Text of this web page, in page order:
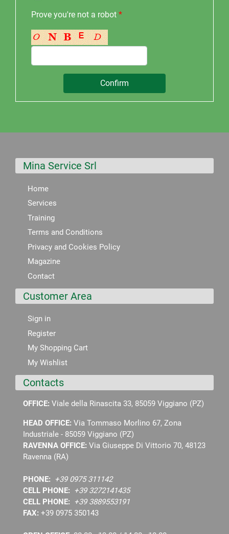
Prove you're not a robot *
Mina Service Srl
Home
Services
Training
Terms and Conditions
Privacy and Cookies Policy
Magazine
Contact
Customer Area
Sign in
Register
My Shopping Cart
My Wishlist
Contacts
OFFICE: Viale della Rinascita 33, 85059 Viggiano (PZ)
HEAD OFFICE: Via Tommaso Morlino 67, Zona
Industriale - 85059 Viggiano (PZ)
RAVENNA OFFICE: Via Giuseppe Di Vittorio 70, 48123
Ravenna (RA)
PHONE:
+39 0975 311142
CELL PHONE:
+39 3272141435
CELL PHONE:
+39 3889553191
FAX: +39 0975 350143